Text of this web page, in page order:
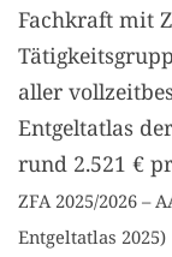
Fachkraft mit
aller
Entgeltatlas
rund 2.521 €
ZFA 2025/2026 –
Entgeltatlas 2025)